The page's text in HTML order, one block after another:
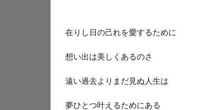
在りし日の己れを愛するために
想い出は美しくあるのさ
遠い過去よりまだ見ぬ人生は
夢ひとつ叶えるためにある